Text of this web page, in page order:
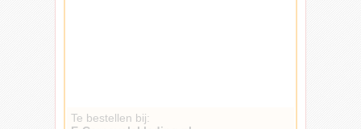
Te bestellen bij: